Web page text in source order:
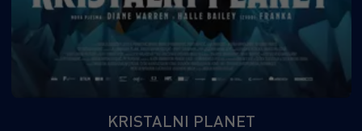
KRISTALNI PLANET